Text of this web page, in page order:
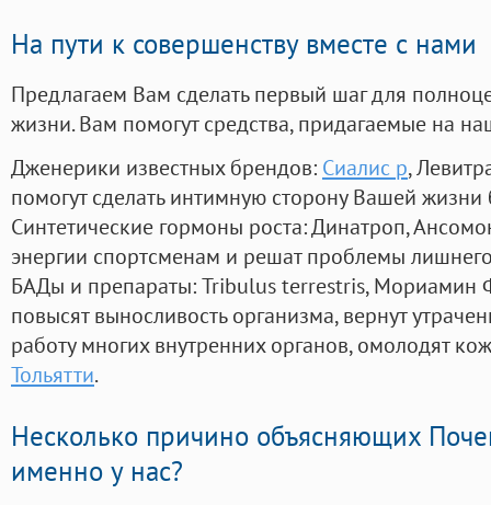
На пути к совершенству вместе с нами
Предлагаем Вам сделать первый шаг для
жизни. Вам помогут средства, придагаемые на
Дженерики известных брендов: Сиалис p,
помогут сделать интимную сторону Вашей
Синтетические гормоны роста: Динатроп,
энергии спортсменам и решат проблемы
БАДы и препараты:Tribulus terrestris, Мориамин
повысят выносливость организма, вернут
работу многих внутренних органов, омолодят
Тольятти.
Несколько причино объясняющих
именно у нас?